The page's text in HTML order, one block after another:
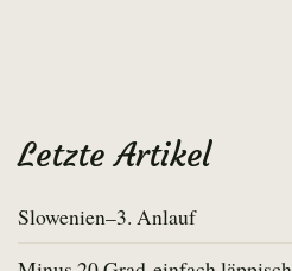
Letzte Artikel
Slowenien–3. Anlauf